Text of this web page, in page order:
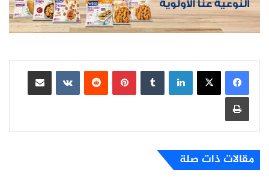
لينكدإن بينتيريست
مشاركة عبر البريد
طباعة
مقالات ذات صلة